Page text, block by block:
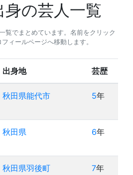
身の芸人一覧
覧でまとめています。名前をクリック
ィールページへ移動します。
出身地 芸歴
秋田県能代市 5年
秋田県 6年
秋田県羽後町 7年